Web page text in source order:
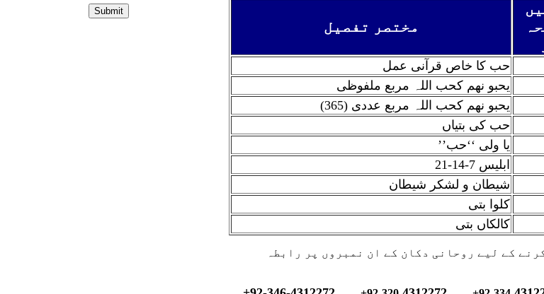
مختصر تفصیل
حب کا خاص قرآنی عمل
یحبو نھم کحب اللہ مربع ملفوظی
یحبو نھم کحب اللہ مربع عددی (365)
حب کی بتیاں
’’یا ولی ‘‘حب
ابلیس 7-14-21
شیطان و لشکر شیطان
کلوا بتی
کالکاں بتی
کے لیے روحانی دکان کے ان نمبروں پر رابطہ